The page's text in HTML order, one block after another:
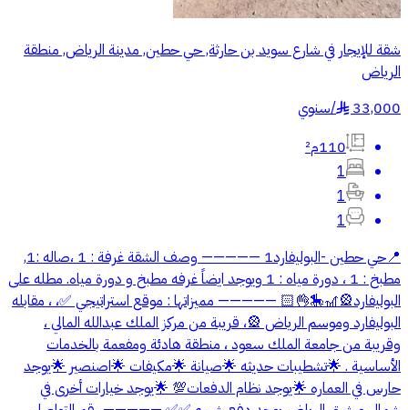
شقة للإيجار في شارع سويد بن حارثة, حي حطين, مدينة الرياض, منطقة
الرياض
33,000
§
/سنوي
110م²
1
1
1
📍حي حطين -البوليفارد1 ————— وصف الشقة غرفة : 1 ،صاله :1,
مطبخ : 1 ، دورة مياه : 1 ويوجد ايضاً غرفه مطبخ و دورة مياه. مطله على
البوليفارد🎡🎢🎠👌🏻 ————— مميزاتها : موقع استراتيجي ✅، ، مقابله
البوليفارد وموسم الرياض 🎡، قريبة من مركز الملك عبدالله المالي ،
وقريبة من جامعة الملك سعود ، منطقة هادئة ومفعمة بالخدمات
الأساسية . 🌟تشطيبات حديثه 🌟صيانة 🌟مكيفات 🌟اصنصير 🌟يوجد
حارس في العماره 🌟يوجد نظام الدفعات💯 🌟يوجد خيارات أخرى في